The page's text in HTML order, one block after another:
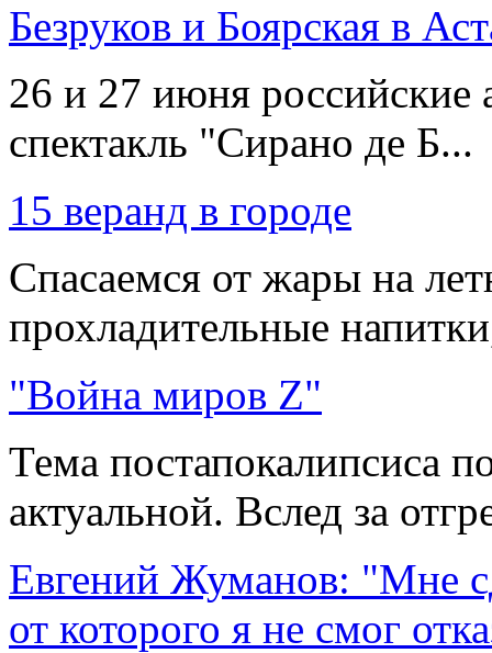
Безруков и Боярская в
26 и 27 июня российские
спектакль "Сирано де Б...
15 веранд в городе
Спасаемся от жары на
прохладительные
"Война миров Z"
Тема постапокалипсиса
актуальной. Вслед за
Евгений Жуманов: "Мне
от которого я не смог